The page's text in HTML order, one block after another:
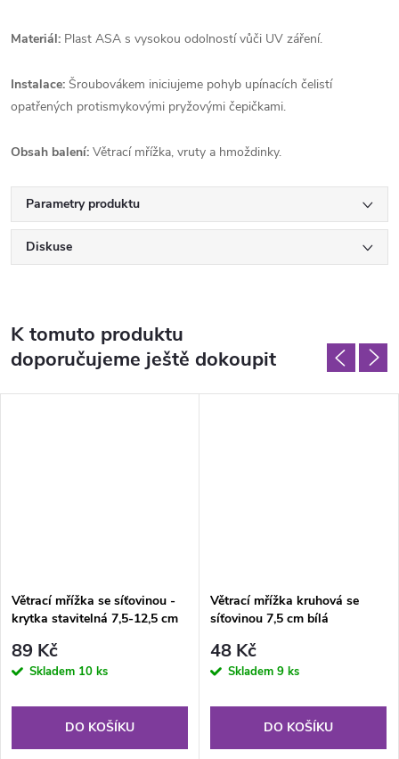
Materiál: Plast ASA s vysokou odolností vůči UV záření.
Instalace: Šroubovákem iniciujeme pohyb upínacích čelistí
opatřených protismykovými pryžovými čepičkami.
Obsah balení: Větrací mřížka, vruty a hmoždinky.
Parametry produktu
Diskuse
K tomuto produktu
doporučujeme ještě dokoupit
Větrací mřížka se síťovinou -
krytka stavitelná 7,5-12,5 cm
89 Kč
Skladem 10 ks
DO KOŠÍKU
Větrací mřížka kruhová se
síťovinou 7,5 cm bílá
48 Kč
Skladem 9 ks
DO KOŠÍKU